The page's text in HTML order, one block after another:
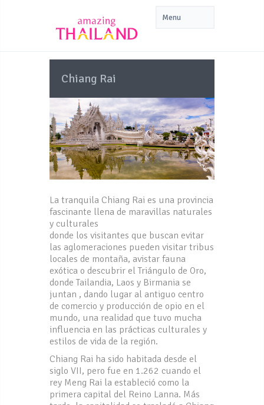
Chiang Rai
La tranquila Chiang Rai es una provincia
fascinante llena de maravillas naturales
y culturales
donde los visitantes que buscan evitar
las aglomeraciones pueden visitar tribus
locales de montaña, avistar fauna
exótica o descubrir el Triángulo de Oro,
donde Tailandia, Laos y Birmania se
juntan , dando lugar al antiguo centro
de comercio y producción de opio en el
mundo, una realidad que tuvo mucha
influencia en las prácticas culturales y
estilos de vida de la región.
Chiang Rai ha sido habitada desde el
siglo VII, pero fue en 1.262 cuando el
rey Meng Rai la estableció como la
primera capital del Reino Lanna. Más